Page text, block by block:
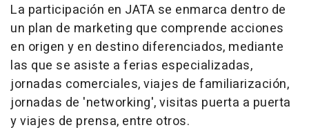
La participación en JATA se enmarca dentro de
un plan de marketing que comprende acciones
en origen y en destino diferenciados, mediante
las que se asiste a ferias especializadas,
jornadas comerciales, viajes de familiarización,
jornadas de 'networking', visitas puerta a puerta
y viajes de prensa, entre otros.